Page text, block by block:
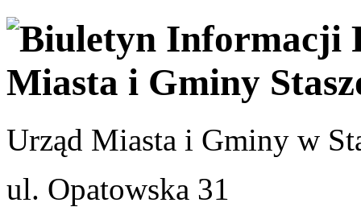
Urząd Miasta i Gminy w
ul. Opatowska 31